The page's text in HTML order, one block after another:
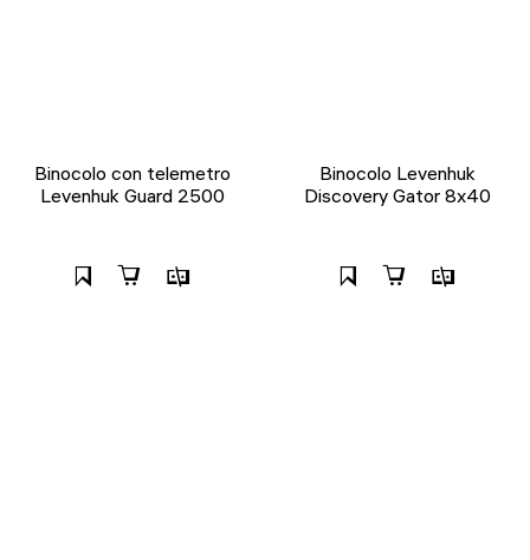
Binocolo con telemetro
Levenhuk Guard 2500
Binocolo Levenhuk
Discovery Gator 8x40